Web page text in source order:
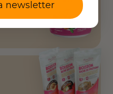
newsletter